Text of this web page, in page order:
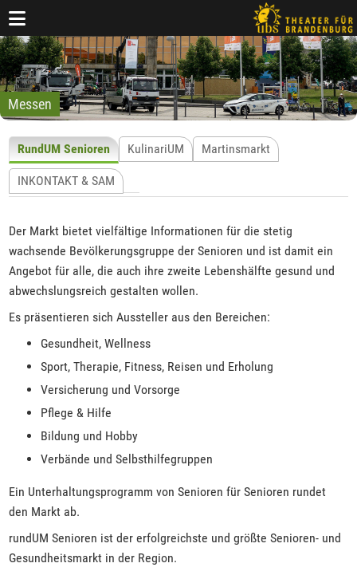
Messen
RundUM Senioren KulinariUM Martinsmarkt
INKONTAKT & SAM
Der Markt bietet vielfältige Informationen für die stetig
wachsende Bevölkerungsgruppe der Senioren und ist damit ein
Angebot für alle, die auch ihre zweite Lebenshälfte gesund und
abwechslungsreich gestalten wollen.
Es präsentieren sich Aussteller aus den Bereichen:
Gesundheit, Wellness
Sport, Therapie, Fitness, Reisen und Erholung
Versicherung und Vorsorge
Pflege & Hilfe
Bildung und Hobby
Verbände und Selbsthilfegruppen
Ein Unterhaltungsprogramm von Senioren für Senioren rundet
den Markt ab.
rundUM Senioren ist der erfolgreichste und größte Senioren- und
Gesundheitsmarkt in der Region.